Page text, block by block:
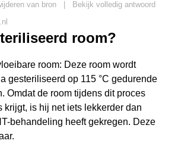
van bron
Bekijk volledig antwoord
room?
room: Deze room wordt
gesteriliseerd op 115 °C gedurende
Omdat de room tijdens dit proces
krijgt, is hij net iets lekkerder dan
behandeling heeft gekregen. Deze